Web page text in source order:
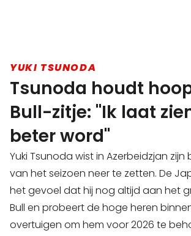
YUKI TSUNODA
Tsunoda houdt
Bull-zitje: "Ik laat
beter word"
Yuki Tsunoda wist in Azerbeidzjan
van het seizoen neer te zetten. De
het gevoel dat hij nog altijd aan het
Bull en probeert de hoge heren
overtuigen om hem voor 2026 te